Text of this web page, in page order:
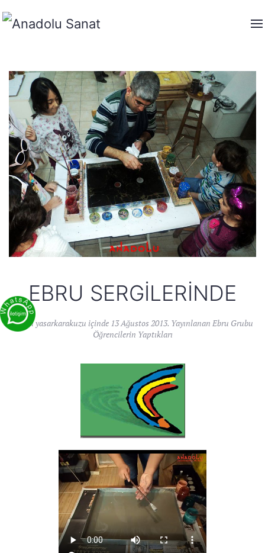
EBRU SERGILERINDE
Yazanyasarkarakuzu içinde 13 Ağustos 2013. Yayınlanan Ebru Grubu
Öğrencilerin Yaptıkları